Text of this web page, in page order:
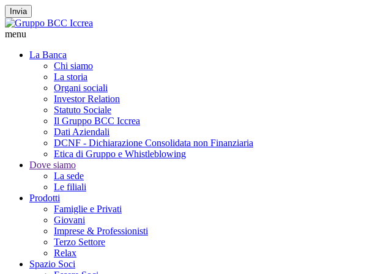
Invia
menu
La Banca
Chi siamo
La storia
Organi sociali
Investor Relation
Statuto Sociale
Il Gruppo BCC Iccrea
Dati Aziendali
DCNF - Dichiarazione Consolidata non Finanziaria
Etica di Gruppo e Whistleblowing
Dove siamo
La sede
Le filiali
Prodotti
Famiglie e Privati
Giovani
Imprese & Professionisti
Terzo Settore
Relax
Spazio Soci